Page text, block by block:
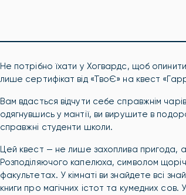
Не потрібно їхати у Хогвардс, щоб
лише сертифікат від «ТвоЄ» на квест
Вам вдасться відчути себе справжнім
одягнувшись у мантії, ви вирушите в
справжні студенти школи.
Цей квест — не лише захоплива пригода,
Розподіляючого капелюха, символом
факультетах. У кімнаті ви знайдете всі
книги про магічних істот та кумедних сов.